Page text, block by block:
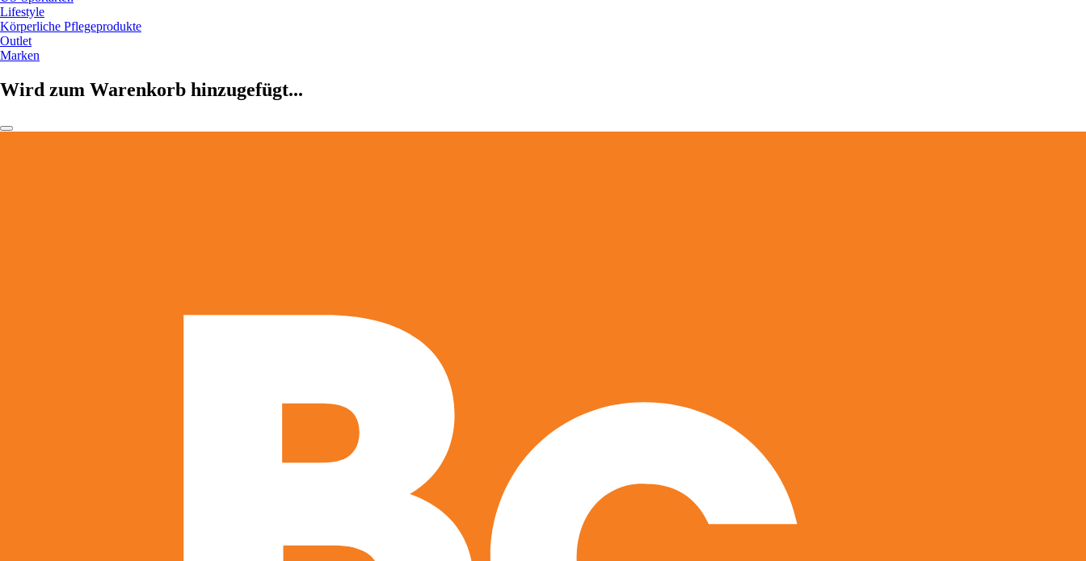
Lifestyle
Körperliche Pflegeprodukte
Outlet
Marken
Wird zum Warenkorb hinzugefügt...